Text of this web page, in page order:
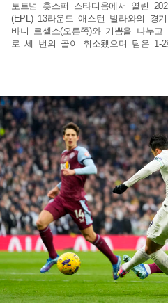
토트넘 홋스퍼 스타디움에서 열린
(EPL) 13라운드 애스턴 빌라와의 경
바니 로셀소(오른쪽)와 기쁨을 나누
로 세 번의 골이 취소됐으며 팀은 1-2